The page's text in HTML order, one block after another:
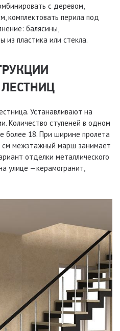
с деревом,
комплектовать перила под
балясины,
из пластика или стекла.
Устанавливают на
Количество ступеней в одном
18. При ширине пролета
см межэтажный марш занимает
отделки металлического
улице —керамогранит,